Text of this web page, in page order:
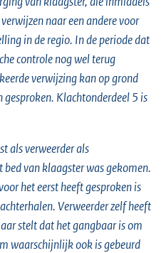
naar een andere voor
in de regio. In de periode dat
controle nog wel terug
verwijzing kan op grond
Klachtonderdeel 5 is
als verweerder als
van klaagster was gekomen.
het eerst heeft gesproken is
Verweerder zelf heeft
stelt dat het gangbaar is om
waarschijnlijk ook is gebeurd